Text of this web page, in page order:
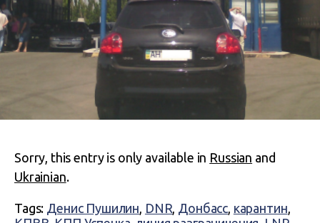
Sorry, this entry is only available in Russian and
Ukrainian.
Tags: Денис Пушилин, DNR, Донбасс, карантин,